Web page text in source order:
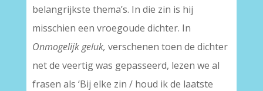
belangrijkste thema’s. In die zin is hij
misschien een vroegoude dichter. In
Onmogelijk geluk, verschenen toen de dichter
net de veertig was gepasseerd, lezen we al
frasen als ‘Bij elke zin / houd ik de laatste